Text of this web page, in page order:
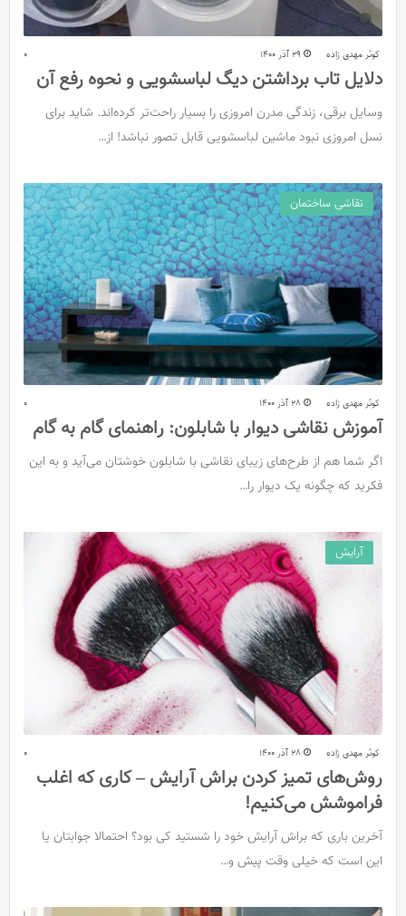
کوثر مهدی زاده 29 آذر 1400 0
دلایل تاب برداشتن دیگ لباسشویی و نحوه رفع آن
وسایل برقی، زندگی مدرن امروزی را بسیار راحت‌تر کرده‌اند. شاید برای
نسل امروزی نبود ماشین لباسشویی قابل تصور نباشد! از…
نقاشی ساختمان
کوثر مهدی زاده 28 آذر 1400 0
آموزش نقاشی دیوار با شابلون: راهنمای گام به گام
اگر شما هم از طرح‌های زیبای نقاشی با شابلون خوشتان می‌آید و به این
فکرید که چگونه یک دیوار را…
آرایش
کوثر مهدی زاده 28 آذر 1400 0
روش‌های تمیز کردن براش آرایش – کاری که اغلب
فراموشش می‌کنیم!
آخرین باری که براش آرایش خود را شستید کی بود؟ احتمالا جوابتان یا
این است که خیلی وقت پیش و…